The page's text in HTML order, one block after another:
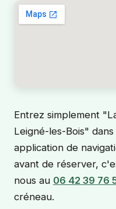
Entrez simplement
Leigné-les-Bois"
application de
avant de réserver,
nous au 06 42 39 76
créneau.